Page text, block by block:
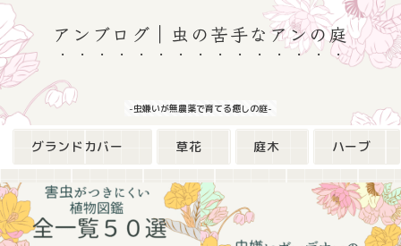
アンブログ｜虫の苦手なアンの庭
-虫嫌いが無農薬で育てる癒しの庭-
グランドカバー 草花 庭木 ハーブ